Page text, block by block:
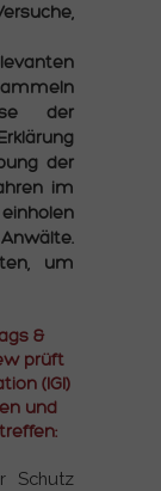
der
der
im
um
&
prüft
(IGI)
und
Schutz